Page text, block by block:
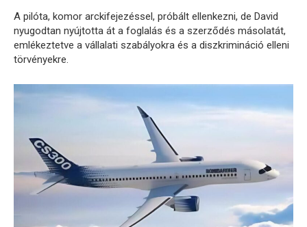
A pilóta, komor arckifejezéssel, próbált ellenkezni, de David
nyugodtan nyújtotta át a foglalás és a szerződés másolatát,
emlékeztetve a vállalati szabályokra és a diszkrimináció elleni
törvényekre.